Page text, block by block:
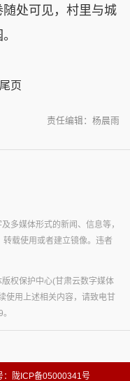
处可见，村里与城
尾页
责任编辑：杨晨雨
多媒体形式的新闻、信息等，
载使用或者建立镜像。违者
权保护中心(甘肃云数字媒体
使用上述相关内容，请致电甘
：陇ICP备05000341号